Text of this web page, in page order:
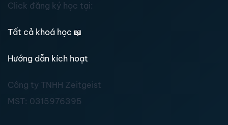
Click đăng ký học tại:
Tất cả khoá học 📖
Hướng dẫn kích hoạt
Công ty TNHH Zeitgeist
MST: 0315976395